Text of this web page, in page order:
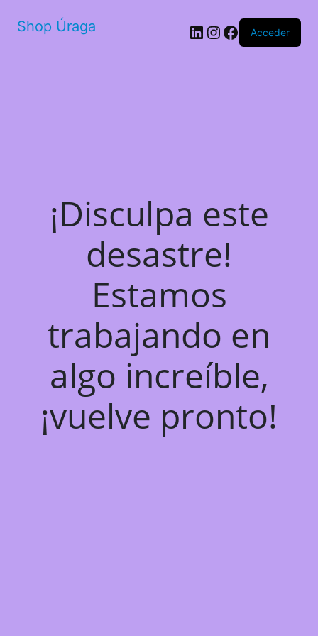
Shop Úraga LinkedIn
Instagram
Facebook
Acceder
¡Disculpa este
desastre!
Estamos
trabajando en
algo increíble,
¡vuelve pronto!